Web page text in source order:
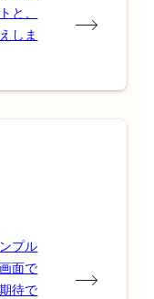
と、
しま
プル
面で
待で